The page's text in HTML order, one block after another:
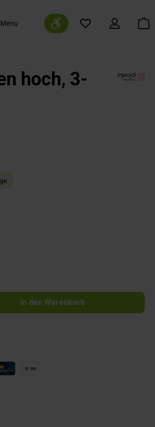
Navigation Werkzeugleiste anzeigen
hoch, 3-
ein oder benutze die Schaltflächen um die Anzahl
In den Warenkorb